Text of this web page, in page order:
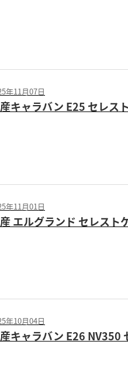
年11月07日
キャラバン E25 セレス
年11月01日
エルグランド セレスト
年10月04日
キャラバン E26 NV350